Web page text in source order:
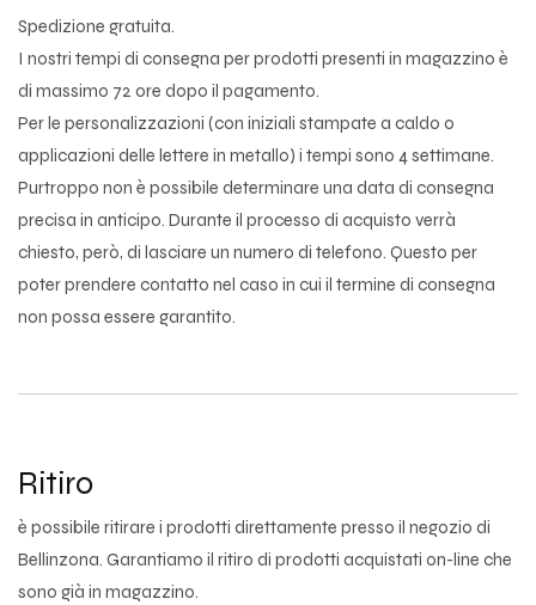
Spedizione gratuita.
I nostri tempi di consegna per prodotti presenti in magazzino è
di massimo 72 ore dopo il pagamento.
Per le personalizzazioni (con iniziali stampate a caldo o
applicazioni delle lettere in metallo) i tempi sono 4 settimane.
Purtroppo non è possibile determinare una data di consegna
precisa in anticipo. Durante il processo di acquisto verrà
chiesto, però, di lasciare un numero di telefono. Questo per
poter prendere contatto nel caso in cui il termine di consegna
non possa essere garantito.
Ritiro
è possibile ritirare i prodotti direttamente presso il negozio di
Bellinzona. Garantiamo il ritiro di prodotti acquistati on-line che
sono già in magazzino.